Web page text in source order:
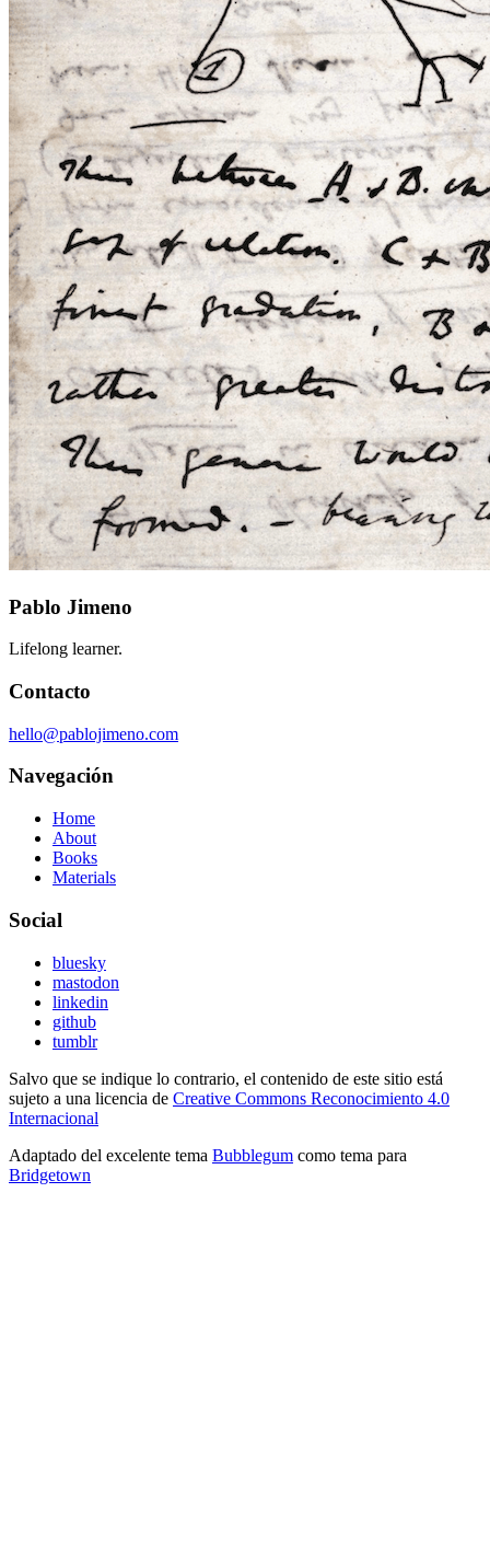
Pablo Jimeno
Lifelong learner.
Contacto
hello@pablojimeno.com
Navegación
Home
About
Books
Materials
Social
bluesky
mastodon
linkedin
github
tumblr
Salvo que se indique lo contrario, el contenido de este sitio está
sujeto a una licencia de Creative Commons Reconocimiento 4.0
Internacional
Adaptado del excelente tema Bubblegum como tema para
Bridgetown